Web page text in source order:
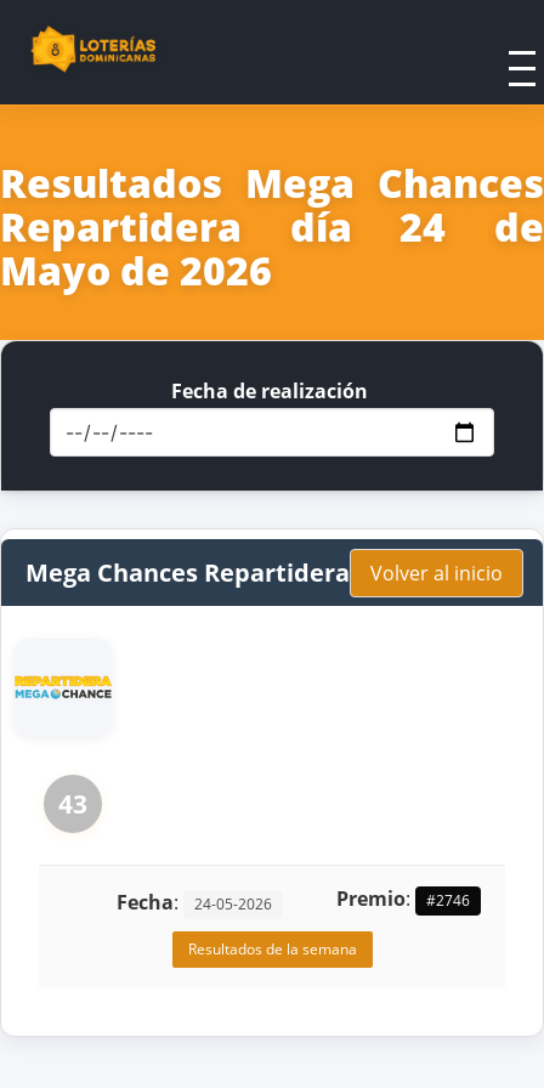
Resultados Mega Chances
Repartidera día 24 de
Mayo de 2026
Fecha de realización
Mega Chances Repartidera Volver al inicio
43
Fecha: 24-05-2026 Premio: #2746
Resultados de la semana